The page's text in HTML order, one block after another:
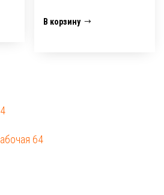
В корзину
64